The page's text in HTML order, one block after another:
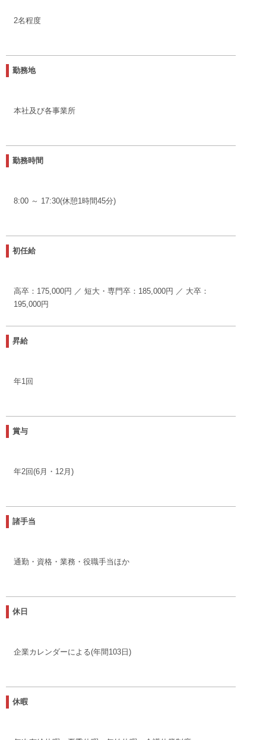
2名程度
勤務地
本社及び各事業所
勤務時間
8:00 ～ 17:30(休憩1時間45分)
初任給
高卒：175,000円 ／ 短大・専門卒：185,000円 ／ 大卒：
195,000円
昇給
年1回
賞与
年2回(6月・12月)
諸手当
通勤・資格・業務・役職手当ほか
休日
企業カレンダーによる(年間103日)
休暇